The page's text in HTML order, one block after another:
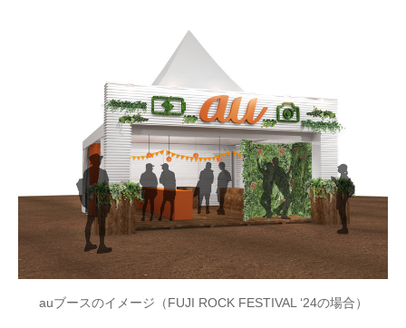
auブースのイメージ（FUJI ROCK FESTIVAL ‘24の場合）